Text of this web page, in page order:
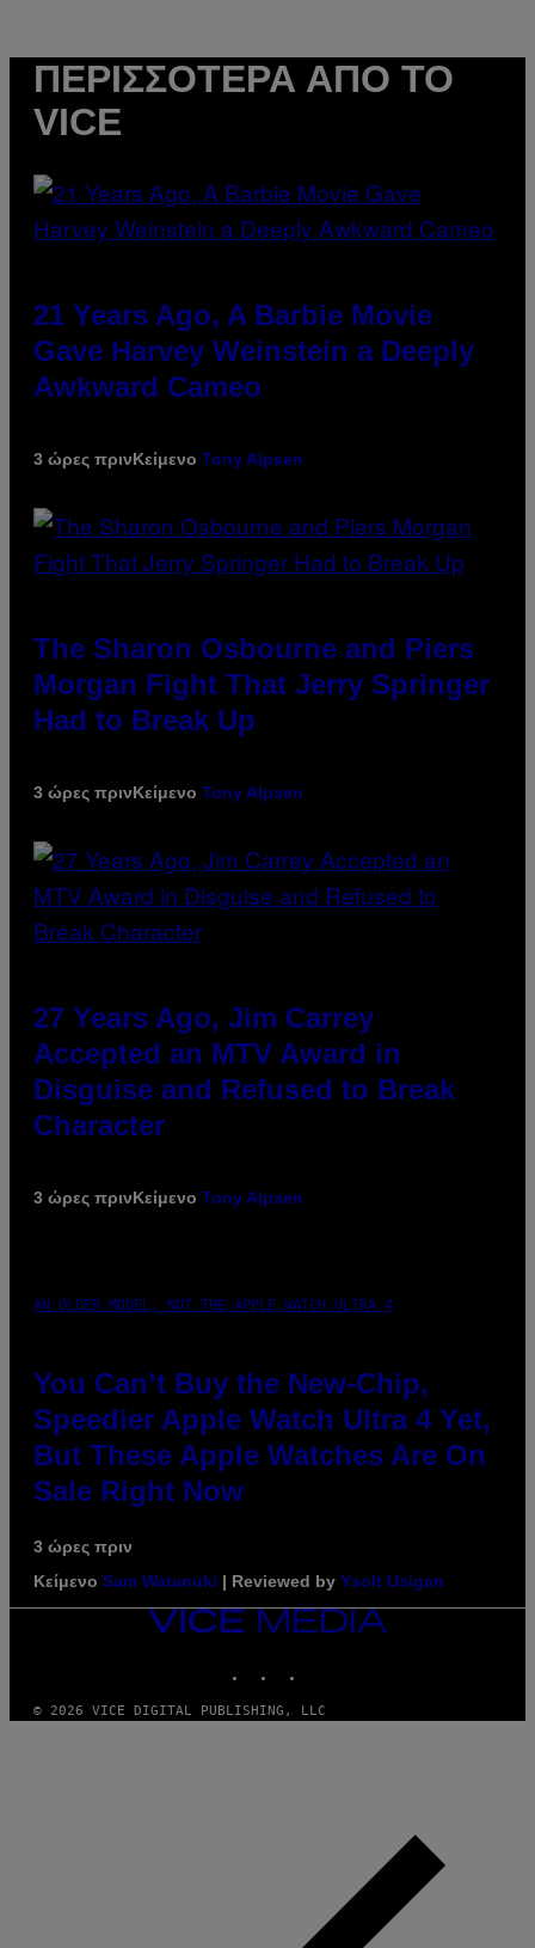
ΠΕΡΙΣΣΌΤΕΡΑ ΑΠΌ ΤΟ
VICE
21 Years Ago, A Barbie Movie
Gave Harvey Weinstein a Deeply
Awkward Cameo
3 ώρες πρινΚείμενο Tony Alpsen
The Sharon Osbourne and Piers
Morgan Fight That Jerry Springer
Had to Break Up
3 ώρες πρινΚείμενο Tony Alpsen
27 Years Ago, Jim Carrey
Accepted an MTV Award in
Disguise and Refused to Break
Character
3 ώρες πρινΚείμενο Tony Alpsen
AN OLDER MODEL, NOT THE APPLE WATCH ULTRA 4
You Can’t Buy the New-Chip,
Speedier Apple Watch Ultra 4 Yet,
But These Apple Watches Are On
Sale Right Now
3 ώρες πριν
Κείμενο Sam Watanuki | Reviewed by Ysolt Usigan
VICE
© 2026 VICE DIGITAL PUBLISHING, LLC